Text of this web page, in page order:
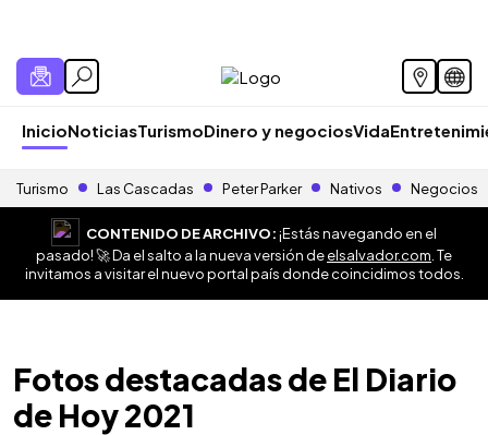
InicioNoticiasTurismoDinero y negociosVida
Turismo Las Cascadas Peter Parker Nativos Negocios
CONTENIDO DE ARCHIVO:¡Estás navegando en el
pasado! 🚀 Da el salto a la nueva versión deelsalvador.com . Te
invitamos a visitar el nuevo portal país donde coincidimos todos.
Fotos destacadas de El Diario
de Hoy 2021